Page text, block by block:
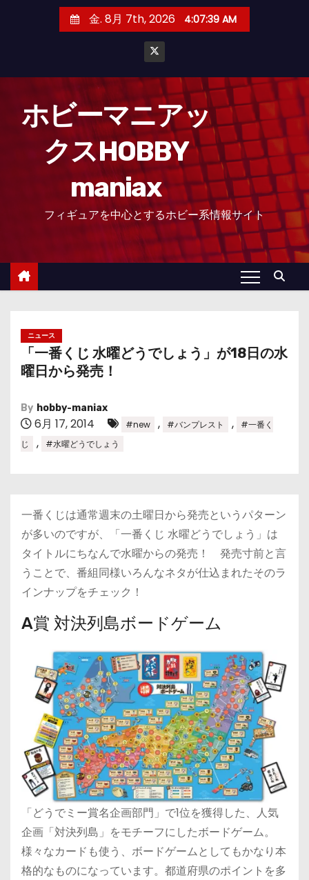
金. 8月 7th, 2026 4:07:41 AM
ホビーマニアッ
クスHOBBY
maniax
フィギュアを中心とするホビー系情報サイト
ニュース
「一番くじ 水曜どうでしょう」が18日の水
曜日から発売！
By hobby-maniax
6月 17, 2014 #new , #バンプレスト ,
#一番く
じ
, #水曜どうでしょう
一番くじは通常週末の土曜日から発売というパターン
が多いのですが、「一番くじ 水曜どうでしょう」は
タイトルにちなんで水曜からの発売！ 発売寸前と言
うことで、番組同様いろんなネタが仕込まれたそのラ
インナップをチェック！
A賞 対決列島ボードゲーム
「どうでミー賞名企画部門」で1位を獲得した、人気
企画「対決列島」をモチーフにしたボードゲーム。
様々なカードも使う、ボードゲームとしてもかなり本
格的なものになっています。都道府県のポイントを多